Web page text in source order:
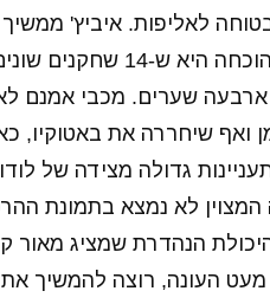
לאליפות. איביץ'
באמת אפשר להגיד ש'כל מטאטא
שערים. מכבי אמנם
ואף שיחררה את באטוקיו,
גדולה מצידה של
המצוין לא נמצא בתמונת
אף שחקן לא בטוח ב-11, לאור היכולת הנהדרת
העונה, רוצה להמשיך את